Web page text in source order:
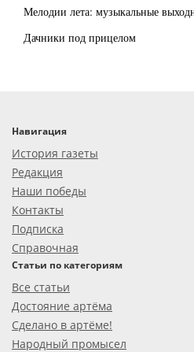
Мелодии лета: музыкальные
Дачники под прицелом
Навигация
История газеты
Редакция
Наши победы
Контакты
Подписка
Справочная
Статьи по категориям
Все статьи
Достояние артёма
Сделано в артёме!
Народный промысел